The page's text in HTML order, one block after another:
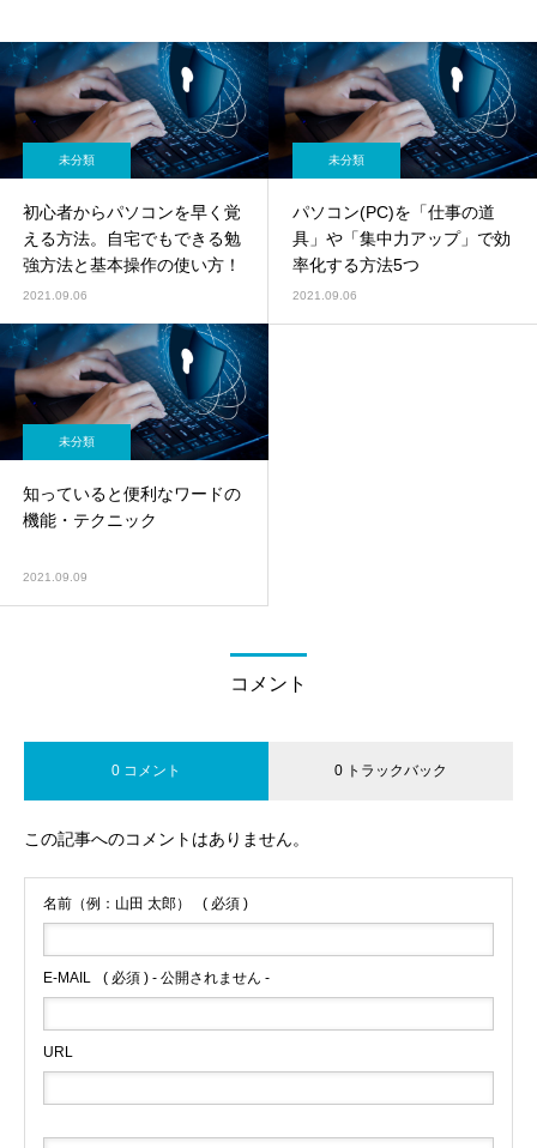
未分類
初心者からパソコンを早く覚
える方法。自宅でもできる勉
強方法と基本操作の使い方！
2021.09.06
未分類
パソコン(PC)を「仕事の道
具」や「集中力アップ」で効
率化する方法5つ
2021.09.06
未分類
知っていると便利なワードの
機能・テクニック
2021.09.09
コメント
0 コメント 0 トラックバック
この記事へのコメントはありません。
名前（例：山田 太郎） ( 必須 )
E-MAIL ( 必須 ) - 公開されません -
URL